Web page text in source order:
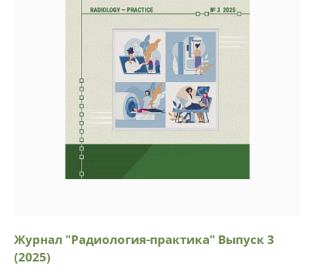
Журнал "Радиология-практика" Выпуск 3
(2025)